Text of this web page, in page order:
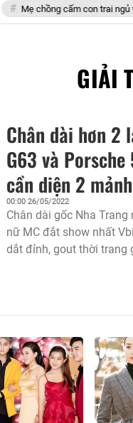
cấm con trai ngủ với con
GIẢI
Chân dài hơn 2
G63 và
cần diện 2
00:00 26/05/2022
Chân dài gốc Nha
nữ MC đắt show nhất
dắt đỉnh, gout thời trang